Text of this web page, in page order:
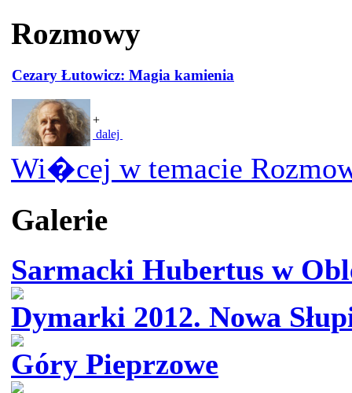
Rozmowy
Cezary Łutowicz: Magia kamienia
+
dalej
Wi�cej w temacie
Galerie
Sarmacki Hubertus w
Dymarki 2012. Nowa
Góry Pieprzowe